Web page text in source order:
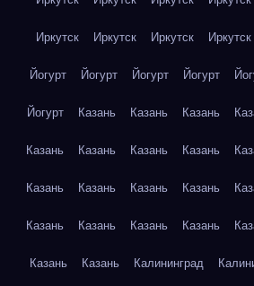
Иркутск Иркутск Иркутск Иркутск
Йогурт Йогурт Йогурт Йогурт
Йогурт Казань Казань Казань
Казань Казань Казань Казань
Казань Казань Казань Казань
Казань Казань Казань Казань
Казань Казань Калининград